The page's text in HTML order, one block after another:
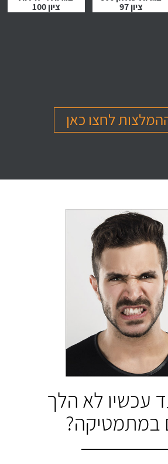
ציון 97 ציון 100
לחץ לצפייה לחץ לצפייה
ציון 97
לחץ לצפייה
בהמלצה
ציון 100
Maor Cohen
בגרות 4 יחידות
לחץ לצפייה
בהמלצה
Hedva Mettoudi
בגרות 3 יחידות
ציון 100
בהמלצה
לחץ לצפייה
בהמלצה
לחצו כאן
עכשיו לא הלך
במתמטיקה?